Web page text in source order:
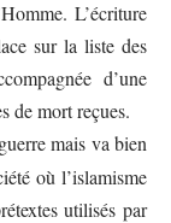
L’écriture
sur la liste des
d’une
de mort reçues.
mais va bien
où l’islamisme
utilisés par